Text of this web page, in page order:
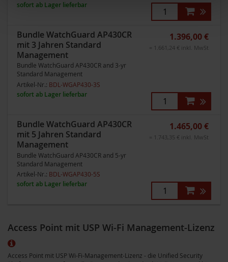
sofort ab Lager lieferbar
Bundle WatchGuard AP430CR
mit 3 Jahren Standard
Management
Bundle WatchGuard AP430CR and 3-yr
Standard Management
Artikel-Nr.: BDL-WGAP430-3S
sofort ab Lager lieferbar
1.396,00 €
= 1.661,24 € inkl. MwSt
Bundle WatchGuard AP430CR
mit 5 Jahren Standard
Management
Bundle WatchGuard AP430CR and 5-yr
Standard Management
Artikel-Nr.: BDL-WGAP430-5S
sofort ab Lager lieferbar
1.465,00 €
= 1.743,35 € inkl. MwSt
Access Point mit USP Wi-Fi Management-Lizenz
Access Point mit USP Wi-Fi-Management-Lizenz - die Unified Security